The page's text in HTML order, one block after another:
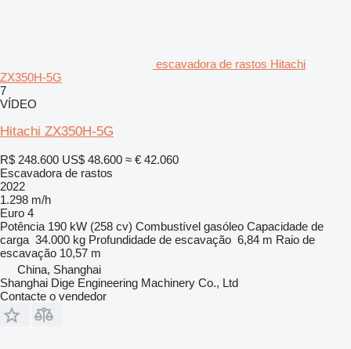
escavadora de rastos Hitachi
ZX350H-5G
7
VÍDEO
Hitachi ZX350H-5G
R$ 248.600 US$ 48.600 ≈ € 42.060
Escavadora de rastos
2022
1.298 m/h
Euro 4
Potência 190 kW (258 cv) Combustível gasóleo Capacidade de
carga 34.000 kg Profundidade de escavação 6,84 m Raio de
escavação 10,57 m
China, Shanghai
Shanghai Dige Engineering Machinery Co., Ltd
Contacte o vendedor